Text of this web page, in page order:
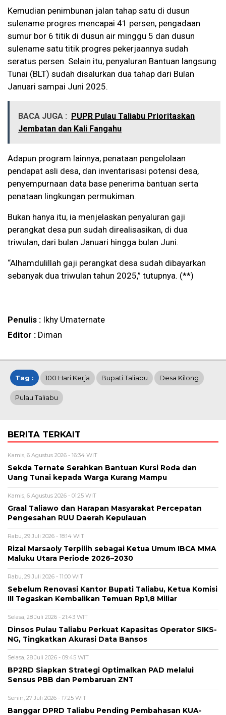
Kemudian penimbunan jalan tahap satu di dusun
sulename progres mencapai 41 persen, pengadaan
sumur bor 6 titik di dusun air minggu 5 dan dusun
sulename satu titik progres pekerjaannya sudah
seratus persen. Selain itu, penyaluran Bantuan langsung
Tunai (BLT) sudah disalurkan dua tahap dari Bulan
Januari sampai Juni 2025.
BACA JUGA : PUPR Pulau Taliabu Prioritaskan
Jembatan dan Kali Fangahu
Adapun program lainnya, penataan pengelolaan
pendapat asli desa, dan inventarisasi potensi desa,
penyempurnaan data base penerima bantuan serta
penataan lingkungan permukiman.
Bukan hanya itu, ia menjelaskan penyaluran gaji
perangkat desa pun sudah direalisasikan, di dua
triwulan, dari bulan Januari hingga bulan Juni.
“Alhamdulillah gaji perangkat desa sudah dibayarkan
sebanyak dua triwulan tahun 2025,” tutupnya. (**)
Penulis : Ikhy Umaternate
Editor : Diman
Tag : 100 Hari Kerja Bupati Taliabu Desa Kilong
Pulau Taliabu
BERITA TERKAIT
Kamis, 6 Agustus 2026 - 16:34 WIT
Sekda Ternate Serahkan Bantuan Kursi Roda dan
Uang Tunai kepada Warga Kurang Mampu
Kamis, 6 Agustus 2026 - 01:25 WIT
Graal Taliawo dan Harapan Masyarakat Percepatan
Pengesahan RUU Daerah Kepulauan
Rabu, 29 Juli 2026 - 18:14 WIT
Rizal Marsaoly Terpilih sebagai Ketua Umum IBCA MMA
Maluku Utara Periode 2026–2030
Rabu, 29 Juli 2026 - 11:00 WIT
Sebelum Renovasi Kantor Bupati Taliabu, Ketua Komisi
III Tegaskan Kembalikan Temuan Rp1,8 Miliar
Selasa, 28 Juli 2026 - 21:43 WIT
Dinsos Pulau Taliabu Perkuat Kapasitas Operator SIKS-
NG, Tingkatkan Akurasi Data Bansos
Selasa, 28 Juli 2026 - 09:45 WIT
BP2RD Siapkan Strategi Optimalkan PAD melalui
Sensus PBB dan Pembaruan ZNT
Senin, 27 Juli 2026 - 17:25 WIT
Banggar DPRD Taliabu Pending Pembahasan KUA-